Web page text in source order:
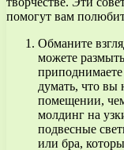
помогут вам
Обманите
можете
приподнимаете
думать, что вы
помещении,
молдинг на
подвесные
или бра,